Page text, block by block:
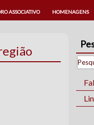
ASSOCIATIVO HOMENAGENS